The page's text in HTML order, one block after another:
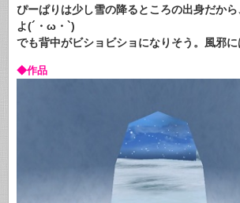
ぴーぱりは少し雪の降るところの出身だか
よ(´・ω・`)
でも背中がビショビショになりそう。風邪
◆作品